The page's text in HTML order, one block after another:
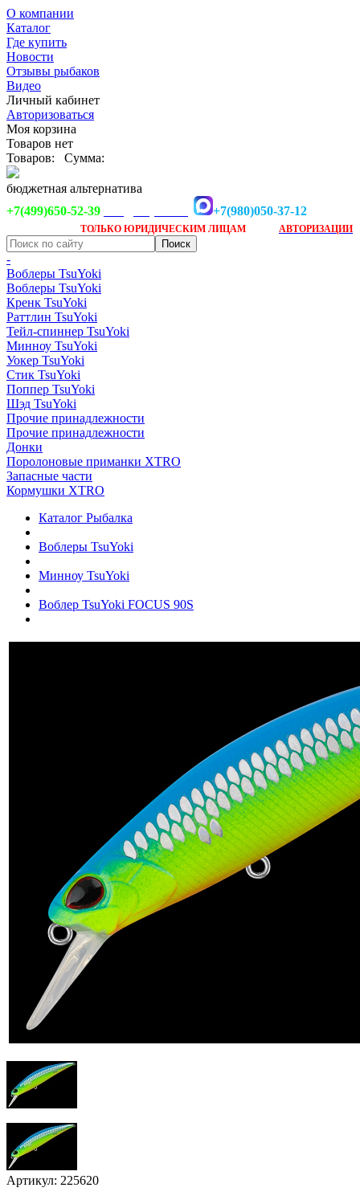
О компании
Каталог
Где купить
Новости
Отзывы рыбаков
Видео
Личный кабинет
Авторизоваться
Моя корзина
Товаров нет
Товаров:
Сумма:
бюджетная альтернатива
+7(499)650-52-39
+7(980)050-37-12
ТОЛЬКО ЮРИДИЧЕСКИМ ЛИЦАМ АВТОРИЗАЦИИ
-
Воблеры TsuYoki
Воблеры TsuYoki
Кренк TsuYoki
Раттлин TsuYoki
Тейл-спиннер TsuYoki
Минноу TsuYoki
Уокер TsuYoki
Стик TsuYoki
Поппер TsuYoki
Шэд TsuYoki
Прочие принадлежности
Прочие принадлежности
Донки
Поролоновые приманки XTRO
Запасные части
Кормушки XTRO
Каталог Рыбалка
Воблеры TsuYoki
Минноу TsuYoki
Воблер TsuYoki FOCUS 90S
Артикул: 225620